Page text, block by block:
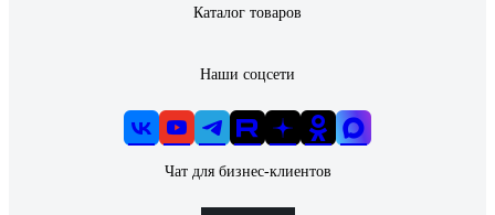
Каталог товаров
Наши соцсети
Чат для бизнес-клиентов